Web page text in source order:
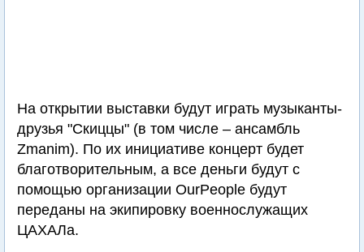
На открытии выставки будут играть музыканты-
друзья "Скиццы" (в том числе – ансамбль
Zmanim). По их инициативе концерт будет
благотворительным, а все деньги будут с
помощью организации OurPeople будут
переданы на экипировку военнослужащих
ЦАХАЛа.